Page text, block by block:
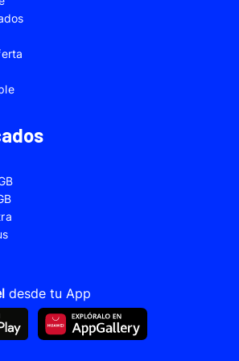
A33
A53
S22
S23 Ultra
A1
10A
14C
Note 11
Note 13
desde tu App